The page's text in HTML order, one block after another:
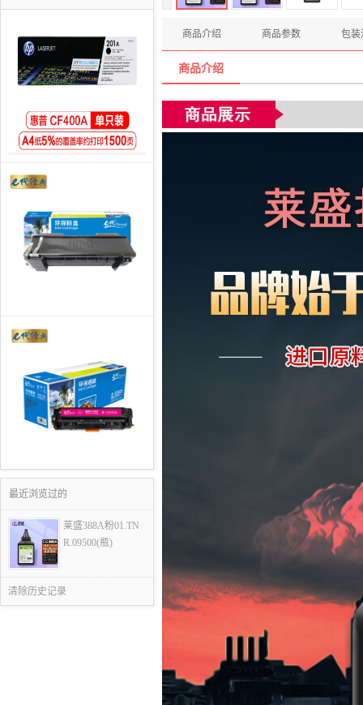
最近浏览过的
莱盛388A粉01.TN
R.09500(瓶)
清除历史记录
商品介绍 商品参数 包装
商品介绍